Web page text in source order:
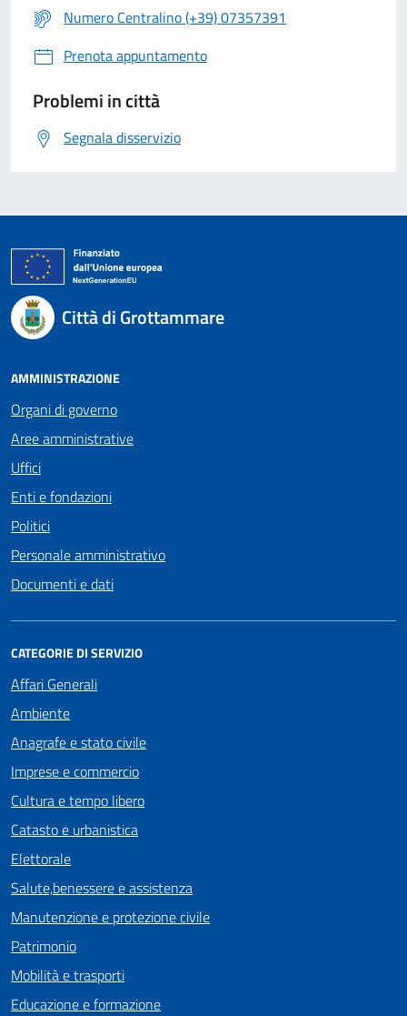
Numero Centralino (+39) 07357391
Prenota appuntamento
Problemi in città
Segnala disservizio
Città di Grottammare
AMMINISTRAZIONE
Organi di governo
Aree amministrative
Uffici
Enti e fondazioni
Politici
Personale amministrativo
Documenti e dati
CATEGORIE DI SERVIZIO
Affari Generali
Ambiente
Anagrafe e stato civile
Imprese e commercio
Cultura e tempo libero
Catasto e urbanistica
Elettorale
Salute,benessere e assistenza
Manutenzione e protezione civile
Patrimonio
Mobilità e trasporti
Educazione e formazione